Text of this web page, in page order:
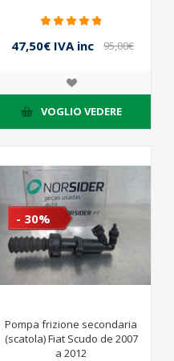
47,50€ IVA inc
95,00€
VOGLIO VEDERE
- 30%
Pompa frizione secondaria
(scatola) Fiat Scudo de 2007
a 2012